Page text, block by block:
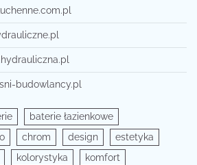
budowlancy.pl
baterie łazienkowe
chrom design
estetyka
kolorystyka
komfort